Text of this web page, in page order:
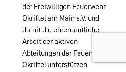
der Freiwilligen Feuerwehr
Okriftel am Main e.V. und
damit die ehrenamtliche
Arbeit der aktiven
Abteilungen der Feuerwehr
Okriftel unterstützen